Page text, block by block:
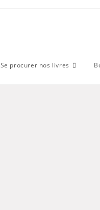
Se procurer nos livres